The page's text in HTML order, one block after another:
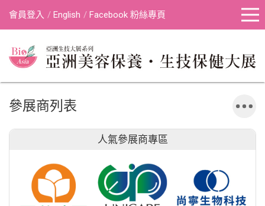
會員登入 English Facebook 粉絲專頁
參展商列表
人氣參展商專區